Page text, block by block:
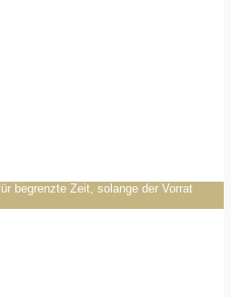
begrenzte Zeit, solange der Vorrat